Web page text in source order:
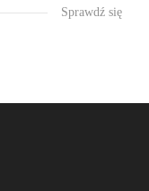
Sprawdź się